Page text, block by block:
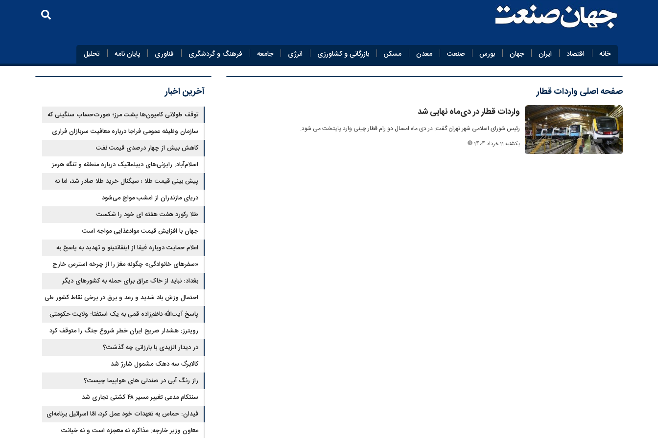
خانه اقتصاد ایران جهان بورس صنعت معدن مسکن بازرگانی و کشاورزی انرژی جامعه فرهنگ و گردشگری فناوری پایان‌ نامه تحلیل
صفحه اصلی واردات قطار
واردات قطار در دی‌ماه نهایی شد
رئیس شورای اسلامی شهر تهران گفت: در دی ماه امسال دو رام قطار چینی وارد پایتخت می شود.
یکشنبه 11 خرداد 1404
آخرین اخبار
توقف طولانی کامیون‌ها پشت مرز؛ صورت‌حساب سنگینی که
به اقتصاد می‌رسد
سازمان وظیفه عمومی فراجا درباره معافیت سربازان فراری
اطلاعیه داد
کاهش بیش از چهار درصدی قیمت نفت
اسلام‌آباد: رایزنی‌های دیپلماتیک درباره منطقه و تنگه هرمز
ادامه دارد
پیش بینی قیمت طلا ؛ سیگنال خرید طلا صادر شد، اما نه
برای رکورد جدید
دریای مازندران از امشب مواج می‌شود
طلا رکورد هفت هفته ای خود را شکست
جهان با افزایش قیمت موادغذایی مواجه است
اعلام حمایت دوباره فیفا از اینفانتینو و تهدید به پاسخ به
توهین‌ها
«سفرهای خانوادگی» چگونه مغز را از چرخه استرس خارج
می‌کند؟
بغداد: نباید از خاک عراق برای حمله به کشورهای دیگر
استفاده کرد
احتمال وزش باد شدید و رعد و برق در برخی نقاط کشور طی
روزهای آتی
پاسخ آیت‌الله ناظم‌زاده قمی به یک استفتا: ولایت حکومتی
به‌تنهایی مجوز اخذ وجوهات شرعیه نیست
رویترز: هشدار صریح ایران خطر شروع جنگ را متوقف کرد
در دیدار الزیدی با بارزانی چه گذشت؟
کالابرگ سه دهک مشمول شارژ شد
راز رنگ آبی در صندلی های هواپیما چیست؟
سنتکام مدعی تغییر مسیر ۴۸ کشتی تجاری شد
فیدان: حماس به تعهدات خود عمل کرد، امّا اسرائیل برنامه‌ای
برای صلح ندارد
معاون وزیر خارجه: مذاکره نه معجزه است و نه خیانت